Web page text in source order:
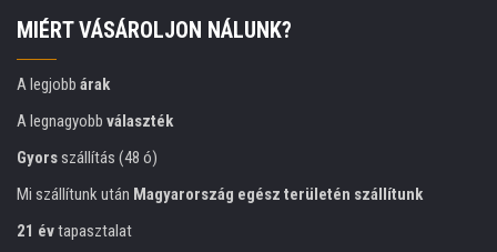
MIÉRT VÁSÁROLJON NÁLUNK?
A legjobb árak
A legnagyobb választék
Gyorsszállítás (48 ó)
Mi szállítunk után Magyarország egész területén szállítunk
21 évtapasztalat